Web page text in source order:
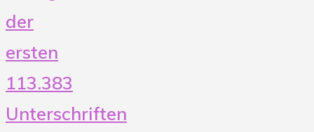
der
ersten
113.383
Unterschriften